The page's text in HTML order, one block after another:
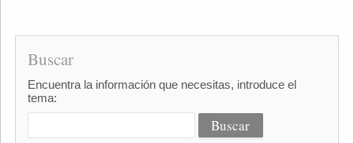
Buscar
Encuentra la información que necesitas, introduce el
tema: